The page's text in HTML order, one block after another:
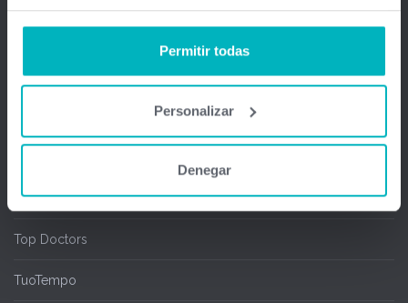
Permitir todas
Personalizar
Denegar
Chipcard & Redsa
Cita Online
Top Doctors
TuoTempo